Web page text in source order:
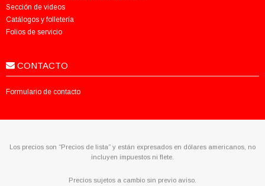
Sección de videos
Catálogos y folletería
Folios de servicio
CONTACTO
Formulario de contacto
Los precios son “Precios de lista” y están expresados en dólares americanos, no
incluyen impuestos ni flete.
Precios sujetos a cambio sin previo aviso.